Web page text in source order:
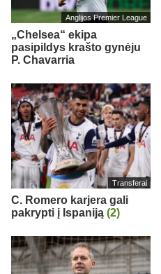
Anglijos Premier League
„Chelsea“ ekipa
pasipildys krašto gynėju
P. Chavarria
Transferai
C. Romero karjera gali
pakrypti į Ispaniją (2)